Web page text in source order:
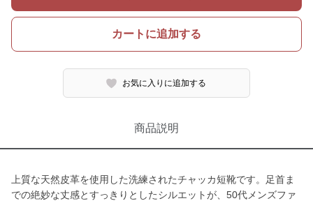
カートに追加する
お気に入りに追加する
商品説明
上質な天然皮革を使用した洗練されたチャッカ短靴です。足首ま
での絶妙な丈感とすっきりとしたシルエットが、50代メンズファ